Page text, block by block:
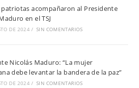
acompañaron al Presidente
en el TSJ
DE 2024 / SIN COMENTARIOS
Nicolás Maduro: “La mujer
debe levantar la bandera de la paz”
DE 2024 / SIN COMENTARIOS